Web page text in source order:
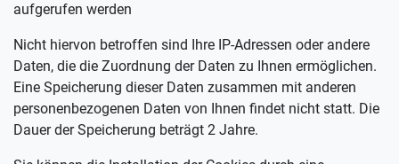
aufgerufen werden
Nicht hiervon betroffen sind Ihre IP-Adressen oder andere
Daten, die die Zuordnung der Daten zu Ihnen ermöglichen.
Eine Speicherung dieser Daten zusammen mit anderen
personenbezogenen Daten von Ihnen findet nicht statt. Die
Dauer der Speicherung beträgt 2 Jahre.